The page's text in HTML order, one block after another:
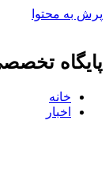
پرش به محتوا
پایگاه
خانه
اخبار